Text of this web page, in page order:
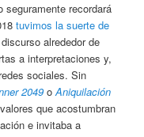
recordará
tuvimos la suerte de
alrededor de
a interpretaciones y,
sociales. Sin
2049 oAniquilación
que acostumbran
e invitaba a